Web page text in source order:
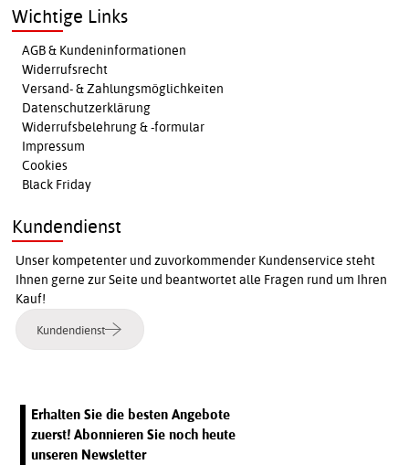
Wichtige Links
AGB & Kundeninformationen
Widerrufsrecht
Versand- & Zahlungsmöglichkeiten
Datenschutzerklärung
Widerrufsbelehrung & -formular
Impressum
Cookies
Black Friday
Kundendienst
Unser kompetenter und zuvorkommender Kundenservice steht
Ihnen gerne zur Seite und beantwortet alle Fragen rund um Ihren
Kauf!
Kundendienst
Erhalten Sie die besten Angebote
zuerst! Abonnieren Sie noch heute
unseren Newsletter